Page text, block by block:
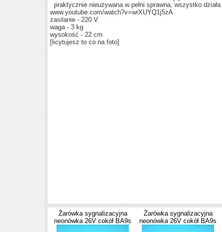
praktycznie nieużywana w pełni sprawna, wszystko działa
www.youtube.com/watch?v=wrXUYQ1j5zA
zasilanie - 220 V
waga - 3 kg
wysokość - 22 cm
[licytujesz to co na foto]
Żarówka sygnalizacyjna
neonówka 26V cokół BA9s
Żarówka sygnalizacyjna
neonówka 26V cokół BA9s